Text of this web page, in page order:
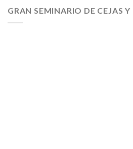
GRAN SEMINARIO DE CEJAS Y